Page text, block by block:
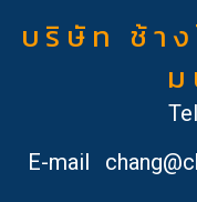
บ ริ ษั ท ช้ า ง
ม
E-mail